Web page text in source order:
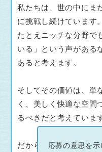
私たちは、世の中にま
に挑戦し続けています。
たとえニッチな分野で
いる」という声がある
あると考えます。
そしてその価値は、単
く、美しく快適な空間
るべきだと考えていま
だからこそ開発を最優
応募の意思を